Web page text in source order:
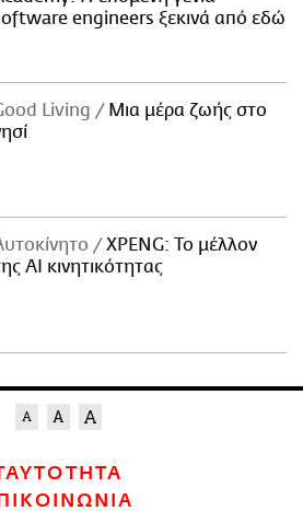
engineers ξεκινά από εδώ
Living
Μια μέρα ζωής στο
XPENG: Το μέλλον
AI κινητικότητας